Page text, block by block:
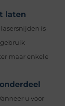
laten
is
maar enkele
u voor